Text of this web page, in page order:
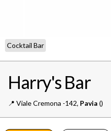
Cocktail Bar
Harry's Bar
📍️ Viale Cremona -142, Pavia ()